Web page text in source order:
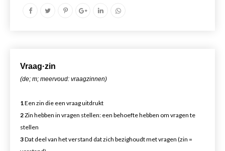
Vraag·zin
(de; m; meervoud: vraagzinnen)
1Een zin die een vraag uitdrukt
2Zin hebben in vragen stellen: een behoefte hebben om vragen te
stellen
3Dat deel van het verstand dat zich bezighoudt met vragen (zin =